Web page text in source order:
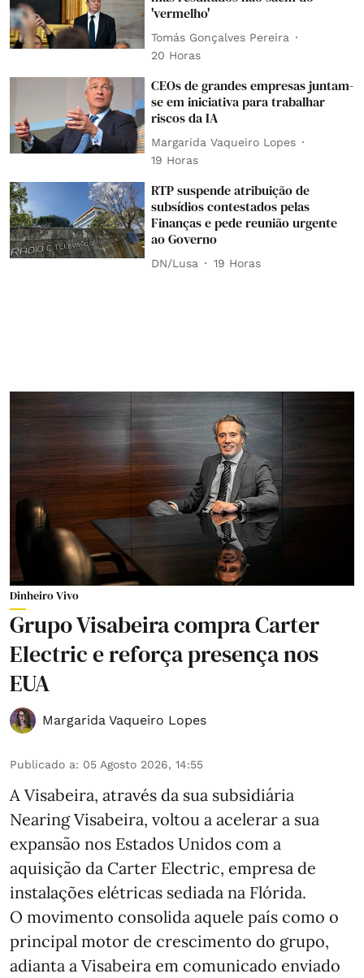
'vermelho'
Tomás Gonçalves Pereira
20 Horas
CEOs de grandes empresas juntam-
se em iniciativa para trabalhar
riscos da IA
Margarida Vaqueiro Lopes
19 Horas
RTP suspende atribuição de
subsídios contestados pelas
Finanças e pede reunião urgente
ao Governo
DN/Lusa 19 Horas
Dinheiro Vivo
Grupo Visabeira compra Carter
Electric e reforça presença nos
EUA
Margarida Vaqueiro Lopes
Publicado a: 05 Agosto 2026, 14:55
A Visabeira, através da sua subsidiária
Nearing Visabeira, voltou a acelerar a sua
expansão nos Estados Unidos com a
aquisição da Carter Electric, empresa de
instalações elétricas sediada na Flórida.
O movimento consolida aquele país como o
principal motor de crescimento do grupo,
adianta a Visabeira em comunicado enviado